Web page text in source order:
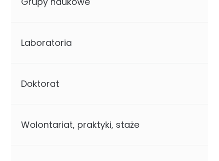
Laboratoria
Doktorat
Wolontariat, praktyki, staże